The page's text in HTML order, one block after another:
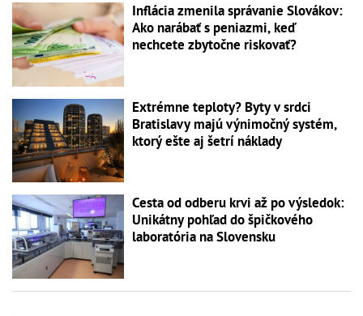
Inflácia zmenila správanie Slovákov:
Ako narábať s peniazmi, keď
nechcete zbytočne riskovať?
Extrémne teploty? Byty v srdci
Bratislavy majú výnimočný systém,
ktorý ešte aj šetrí náklady
Cesta od odberu krvi až po výsledok:
Unikátny pohľad do špičkového
laboratória na Slovensku